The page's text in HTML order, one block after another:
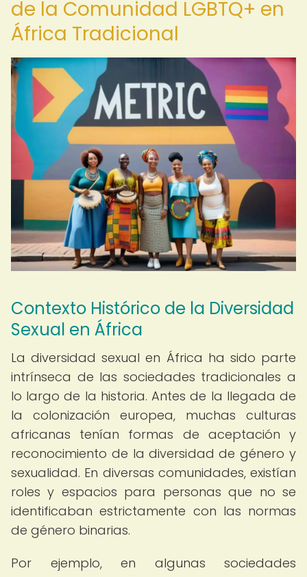
de la Comunidad LGBTQ+ en
África Tradicional
Contexto Histórico de la Diversidad
Sexual en África
La diversidad sexual en África ha sido parte
intrínseca de las sociedades tradicionales a
lo largo de la historia. Antes de la llegada de
la colonización europea, muchas culturas
africanas tenían formas de aceptación y
reconocimiento de la diversidad de género y
sexualidad. En diversas comunidades, existían
roles y espacios para personas que no se
identificaban estrictamente con las normas
de género binarias.
Por ejemplo, en algunas sociedades